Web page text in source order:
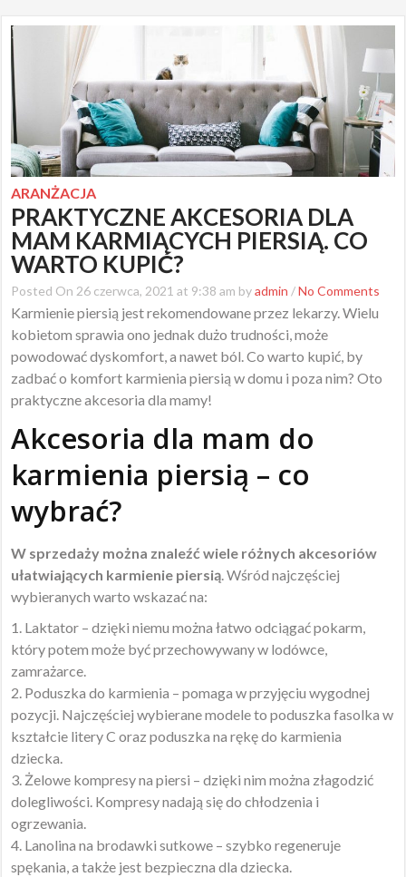
ARANŻACJA
PRAKTYCZNE AKCESORIA DLA
MAM KARMIĄCYCH PIERSIĄ. CO
WARTO KUPIĆ?
Posted On 26 czerwca, 2021 at 9:38 am byadmin /No Comments
Karmienie piersią jest rekomendowane przez lekarzy. Wielu
kobietom sprawia ono jednak dużo trudności, może
powodować dyskomfort, a nawet ból. Co warto kupić, by
zadbać o komfort karmienia piersią w domu i poza nim? Oto
praktyczne akcesoria dla mamy!
Akcesoria dla mam do
karmienia piersią – co
wybrać?
W sprzedaży można znaleźć wiele różnych akcesoriów
ułatwiających karmienie piersią. Wśród najczęściej
wybieranych warto wskazać na:
1. Laktator – dzięki niemu można łatwo odciągać pokarm,
który potem może być przechowywany w lodówce,
zamrażarce.
2. Poduszka do karmienia – pomaga w przyjęciu wygodnej
pozycji. Najczęściej wybierane modele to poduszka fasolka w
kształcie litery C oraz poduszka na rękę do karmienia
dziecka.
3. Żelowe kompresy na piersi – dzięki nim można złagodzić
dolegliwości. Kompresy nadają się do chłodzenia i
ogrzewania.
4. Lanolina na brodawki sutkowe – szybko regeneruje
spękania, a także jest bezpieczna dla dziecka.